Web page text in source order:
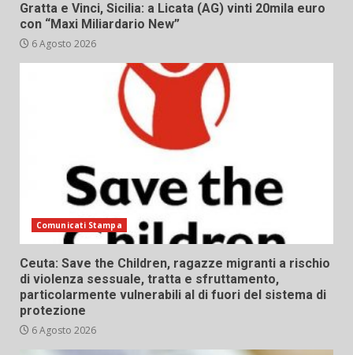
Gratta e Vinci, Sicilia: a Licata (AG) vinti 20mila euro
con “Maxi Miliardario New”
6 Agosto 2026
Comunicati Stampa
Ceuta: Save the Children, ragazze migranti a rischio
di violenza sessuale, tratta e sfruttamento,
particolarmente vulnerabili al di fuori del sistema di
protezione
6 Agosto 2026